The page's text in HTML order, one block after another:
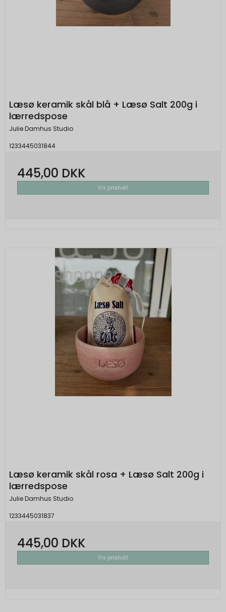
Læsø keramik skål blå + Læsø Salt 200g i
lærredspose
Julie Damhus Studio
1233445031844
445,00 DKK
Vis produkt
Læsø keramik skål rosa + Læsø Salt 200g i
lærredspose
Julie Damhus Studio
1233445031837
445,00 DKK
Vis produkt